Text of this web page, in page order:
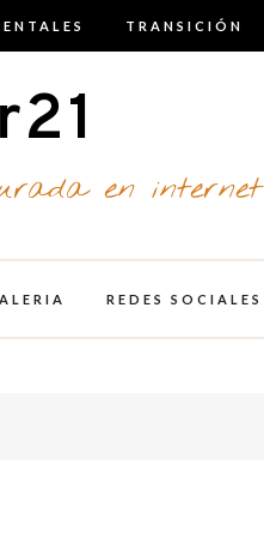
TRANSICIÓN
en internet
REDES SOCIALES